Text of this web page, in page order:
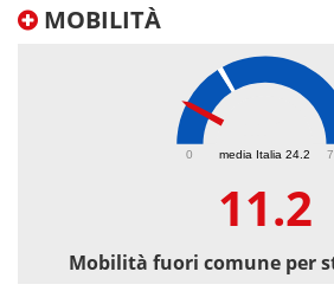
MOBILITÀ
media Italia 24.2
0
11.2
Mobilità fuori comune per